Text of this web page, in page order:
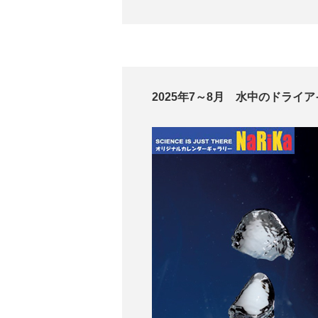
2025年7～8月 水中のドライア